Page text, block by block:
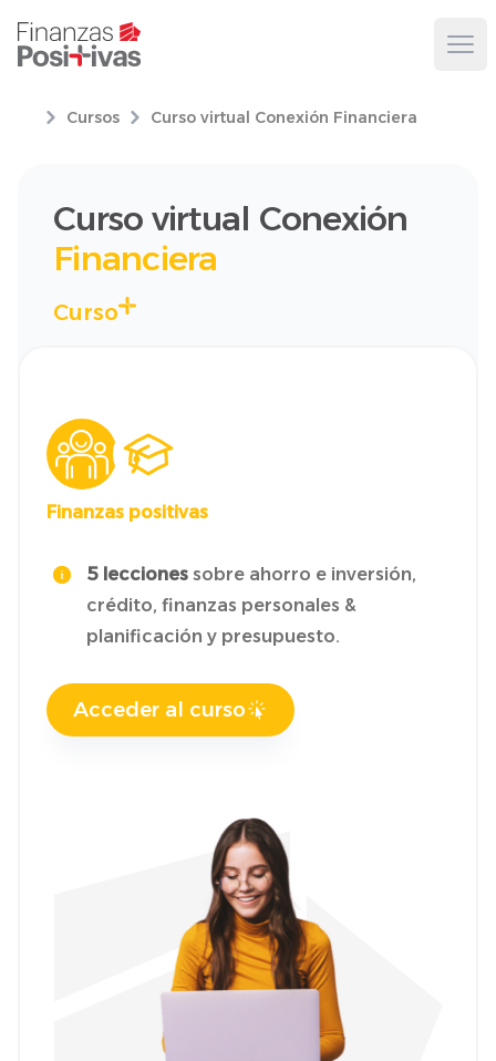
Cursos Curso virtual Conexión Financiera
Curso virtual Conexión
Financiera
Curso
Finanzas positivas
5 lecciones sobre ahorro e inversión,
crédito, finanzas personales &
planificación y presupuesto.
Acceder al curso